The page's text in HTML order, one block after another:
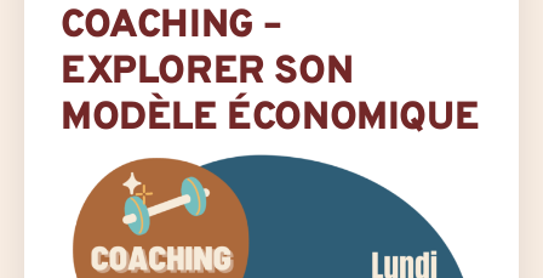
COACHING –
EXPLORER SON
MODÈLE ÉCONOMIQUE